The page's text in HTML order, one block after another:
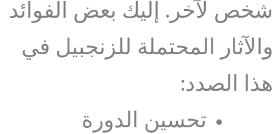
شخص لآخر. إليك بعض الفوائد
والآثار المحتملة للزنجبيل في
هذا الصدد:
تحسين الدورة